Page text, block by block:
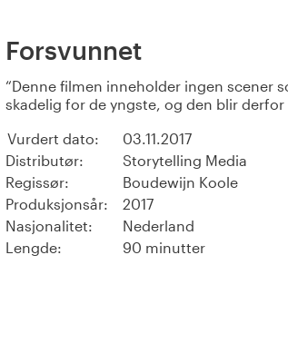
Forsvunnet
Denne filmen inneholder ingen scener
skadelig for de yngste, og den blir
Vurdert dato:
03.11.2017
Distributør:
Storytelling Media
Regissør:
Boudewijn Koole
Produksjonsår:
2017
Nasjonalitet:
Nederland
Lengde:
90 minutter